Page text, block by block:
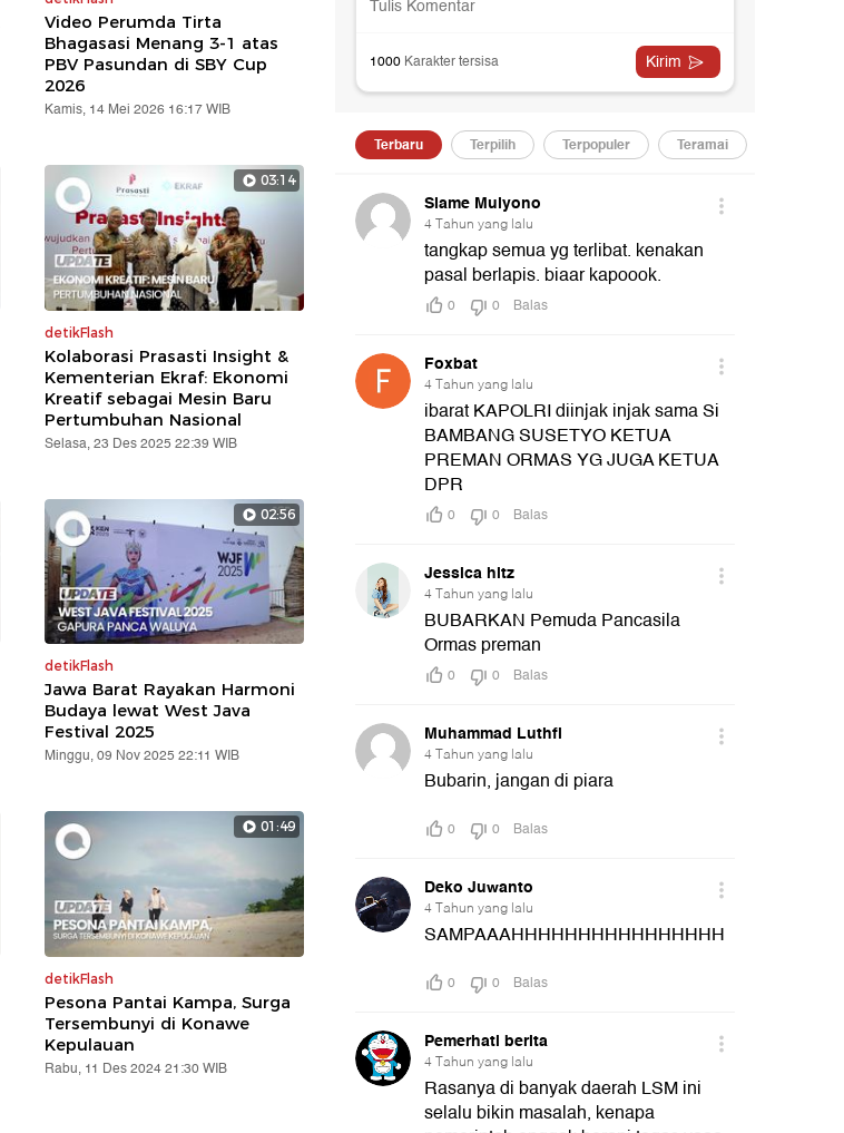
Video Perumda Tirta
Bhagasasi Menang 3-1 atas
PBV Pasundan di SBY Cup
2026
Kamis, 14 Mei 2026 16:17 WIB
03:14
detikFlash
Kolaborasi Prasasti Insight &
Kementerian Ekraf: Ekonomi
Kreatif sebagai Mesin Baru
Pertumbuhan Nasional
Selasa, 23 Des 2025 22:39 WIB
02:56
detikFlash
Jawa Barat Rayakan Harmoni
Budaya lewat West Java
Festival 2025
Minggu, 09 Nov 2025 22:11 WIB
01:49
detikFlash
Pesona Pantai Kampa, Surga
Tersembunyi di Konawe
Kepulauan
Rabu, 11 Des 2024 21:30 WIB